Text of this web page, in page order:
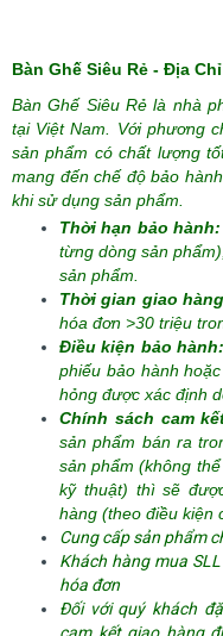
Bàn Ghế Siêu Rẻ - Địa
Bàn Ghế Siêu Rẻ là nhà
tại Việt Nam. Với phương
sản phẩm có chất lượng
mang đến chế độ bảo
khi sử dụng sản phẩm.
Thời hạn bảo
từng dòng sản
sản phẩm.
Thời gian giao
hóa đơn >30 triệu
Điều kiện bảo
phiếu bảo hành
hỏng được xác định
Chính sách cam
sản phẩm bán ra
sản phẩm (không
kỹ thuật) thì sẽ
hàng (theo điều kiện
Cung cấp sản phẩm
Khách hàng mua
hóa đơn
Đối với quý khách